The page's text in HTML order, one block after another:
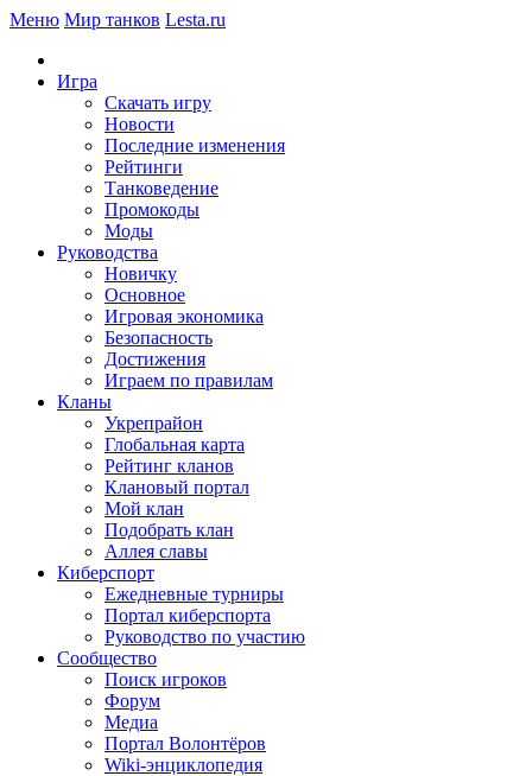
Меню Мир танков Lesta.ru
Игра
Скачать игру
Новости
Последние изменения
Рейтинги
Танковедение
Промокоды
Моды
Руководства
Новичку
Основное
Игровая экономика
Безопасность
Достижения
Играем по правилам
Кланы
Укрепрайон
Глобальная карта
Рейтинг кланов
Клановый портал
Мой клан
Подобрать клан
Аллея славы
Киберспорт
Ежедневные турниры
Портал киберспорта
Руководство по участию
Сообщество
Поиск игроков
Форум
Медиа
Портал Волонтёров
Wiki-энциклопедия